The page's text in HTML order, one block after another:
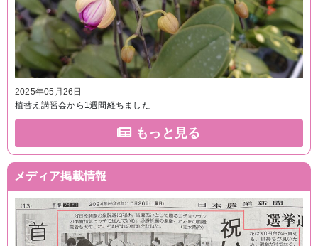
2025年05月26日
植替え講習会から1週間経ちました
もっと見る
メディア掲載情報